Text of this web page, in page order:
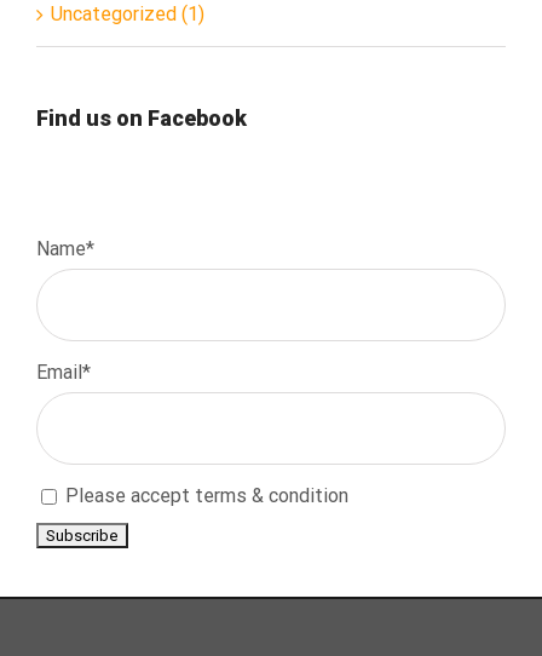
Uncategorized (1)
Find us on Facebook
Name*
Email*
Please accept terms & condition